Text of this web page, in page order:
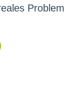
Problem